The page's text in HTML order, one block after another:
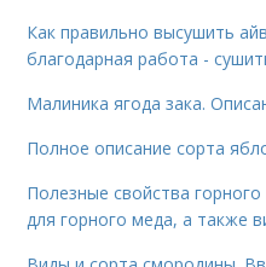
Как правильно высушить
благодарная работа -
Малиника ягода зака.
Полное описание сорта
Полезные свойства
для горного меда, а также